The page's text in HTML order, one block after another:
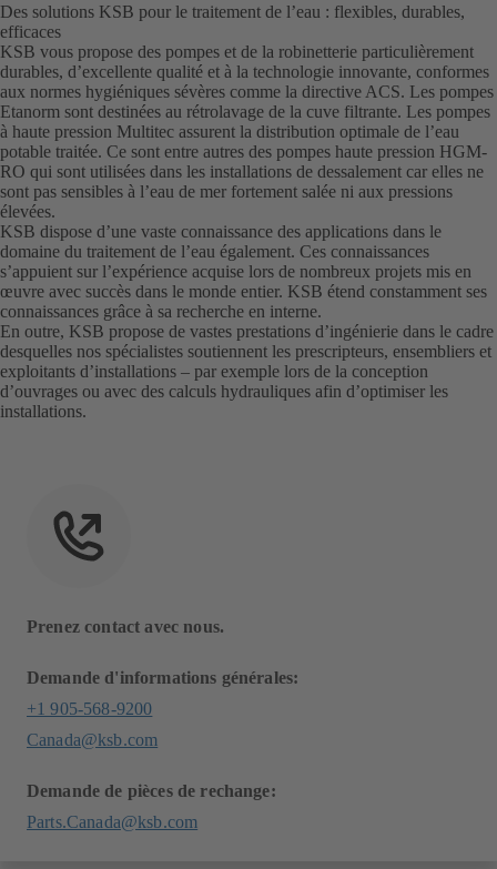
Des solutions KSB pour le traitement de l’eau : flexibles, durables,
efficaces
KSB vous propose des pompes et de la robinetterie particulièrement
durables, d’excellente qualité et à la technologie innovante, conformes
aux normes hygiéniques sévères comme la directive ACS. Les pompes
Etanorm sont destinées au rétrolavage de la cuve filtrante. Les pompes
à haute pression Multitec assurent la distribution optimale de l’eau
potable traitée. Ce sont entre autres des pompes haute pression HGM-
RO qui sont utilisées dans les installations de dessalement car elles ne
sont pas sensibles à l’eau de mer fortement salée ni aux pressions
élevées.
KSB dispose d’une vaste connaissance des applications dans le
domaine du traitement de l’eau également. Ces connaissances
s’appuient sur l’expérience acquise lors de nombreux projets mis en
œuvre avec succès dans le monde entier. KSB étend constamment ses
connaissances grâce à sa recherche en interne.
En outre, KSB propose de vastes prestations d’ingénierie dans le cadre
desquelles nos spécialistes soutiennent les prescripteurs, ensembliers et
exploitants d’installations – par exemple lors de la conception
d’ouvrages ou avec des calculs hydrauliques afin d’optimiser les
installations.
Prenez contact avec nous.
Demande d'informations générales:
+1 905-568-9200
Canada@ksb.com
Demande de pièces de rechange:
Parts.Canada@ksb.com